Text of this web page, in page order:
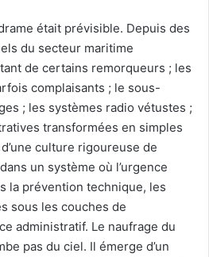
était prévisible. Depuis des
du secteur maritime
de certains remorqueurs ; les
complaisants ; le sous-
; les systèmes radio vétustes ;
transformées en simples
culture rigoureuse de
un système où l’urgence
la prévention technique, les
sous les couches de
administratif. Le naufrage du
pas du ciel. Il émerge d’un